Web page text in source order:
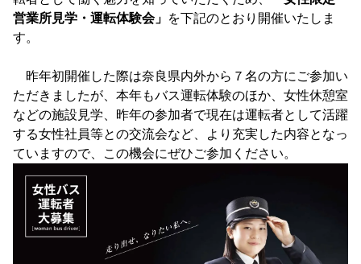
営業所見学・運転体験会」 を下記のとおり開催いたしま
す。
昨年初開催した際は奈良県内外から７名の方にご参加い
ただきましたが、本年もバス運転体験のほか、女性休憩室
などの施設見学、昨年の参加者で現在は運転者として活躍
する女性社員等との交流会など、より充実した内容となっ
ていますので、この機会にぜひご参加ください。